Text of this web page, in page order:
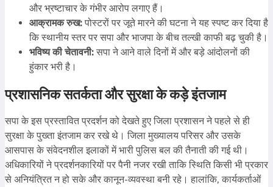
और भ्रष्टाचार के गंभीर आरोप लगाए हैं।
आक्रामक रुख: पोस्टरों पर जूते मारने की घटना ने यह स्पष्ट कर दिया है
कि स्थानीय स्तर पर सपा और भाजपा के बीच तल्खी काफी बढ़ चुकी है।
भविष्य की चेतावनी: सपा ने आने वाले दिनों में और बड़े आंदोलनों की
हुंकार भरी है।
प्रशासनिक सतर्कता और सुरक्षा के कड़े इंतजाम
सपा के इस प्रस्तावित प्रदर्शन को देखते हुए जिला प्रशासन ने पहले से ही
सुरक्षा के पुख्ता इंतजाम कर रखे थे। जिला मुख्यालय परिसर और उसके
आसपास के संवेदनशील इलाकों में भारी पुलिस बल की तैनाती की गई थी।
अधिकारियों ने प्रदर्शनकारियों पर पैनी नजर रखी ताकि स्थिति किसी भी प्रकार
से अनियंत्रित न हो सके और कानून-व्यवस्था बनी रहे। हालांकि, कार्यकर्ताओं